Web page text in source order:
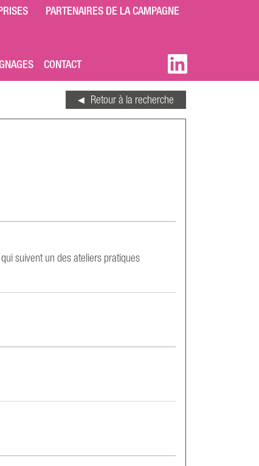
PARTENAIRES DE LA CAMPAGNE
CONTACT
Retour à la recherche
suivent un des ateliers pratiques